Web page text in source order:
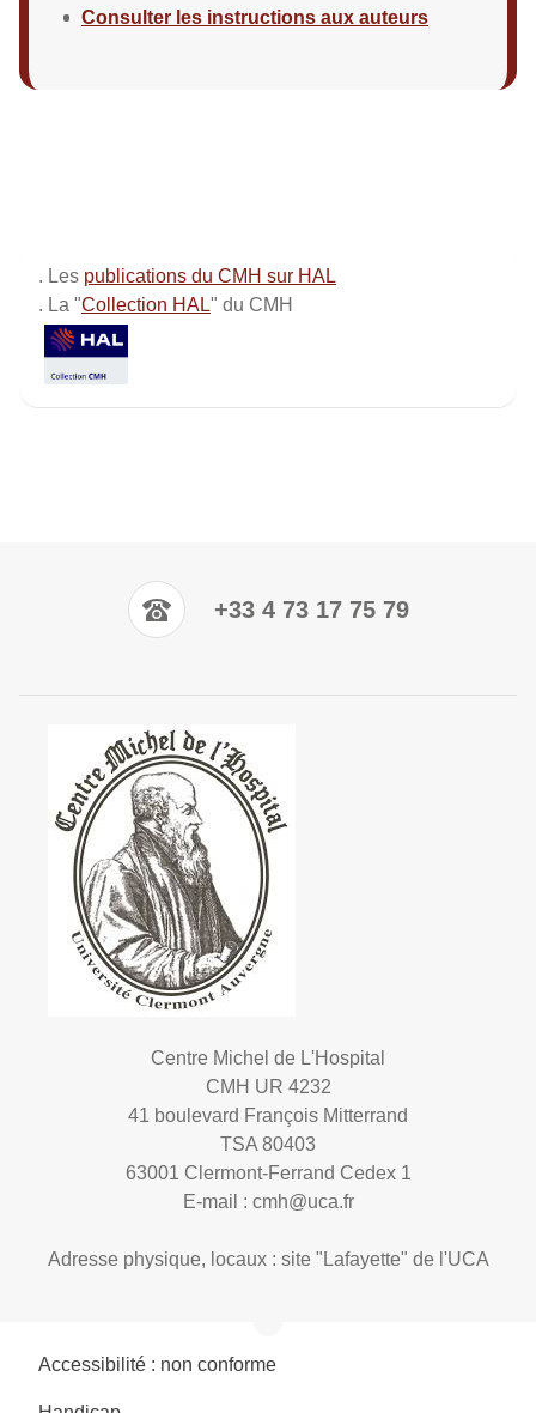
Consulter les instructions aux auteurs
. Les publications du CMH sur HAL
. La "Collection HAL" du CMH
+33 4 73 17 75 79
Centre Michel de L'Hospital
CMH UR 4232
41 boulevard François Mitterrand
TSA 80403
63001 Clermont-Ferrand Cedex 1
E-mail : cmh@uca.fr
Adresse physique, locaux : site "Lafayette" de l'UCA
Accessibilité : non conforme